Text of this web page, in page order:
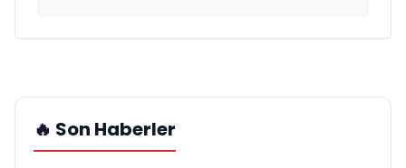
🔥 Son Haberler